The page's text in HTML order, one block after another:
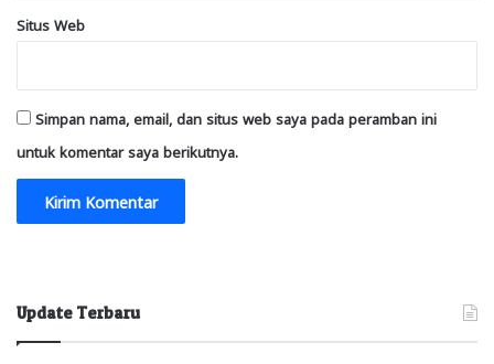
Situs Web
Simpan nama, email, dan situs web saya pada peramban ini
untuk komentar saya berikutnya.
Update Terbaru